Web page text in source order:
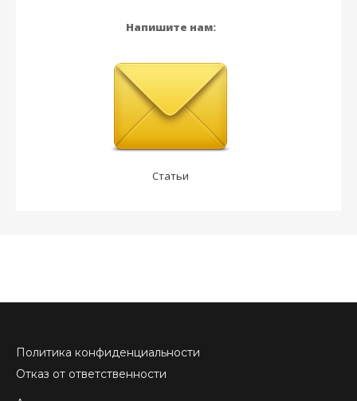
Напишите нам:
Статьи
Политика конфиденциальности
Отказ от ответственности